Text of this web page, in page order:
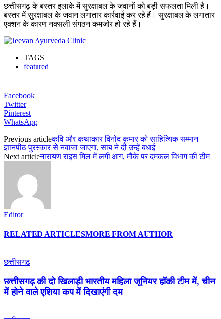
छत्तीसगढ़ के बस्तर इलाके में सुरक्षाबल के जवानों को बड़ी सफलता मिली है।
बस्तर में सुरक्षाबल के जवान लगातार कार्रवाई कर रहे हैं। सुरक्षाबल के लगातार
एक्शन के कारण नक्सली संगठन कमजोर हो रहे हैं।
TAGS
featured
Facebook
Twitter
Pinterest
WhatsApp
Previous articleकवि और कथाकार विनोद कुमार को साहित्यिक सम्मान
ज्ञानपीठ पुरस्कार से नवाजा जाएगा, साय ने दी उन्हें बधाई
Next articleनारायण राइस मिल में लगी आग, मौके पर दमकल विभाग की टीम
Editor
RELATED ARTICLESMORE FROM AUTHOR
छत्तीसगढ
छत्तीसगढ़ की दो खिलाड़ी भारतीय महिला जूनियर हॉकी टीम में, चीन
में होने वाले एशिया कप में दिखाएंगी दम